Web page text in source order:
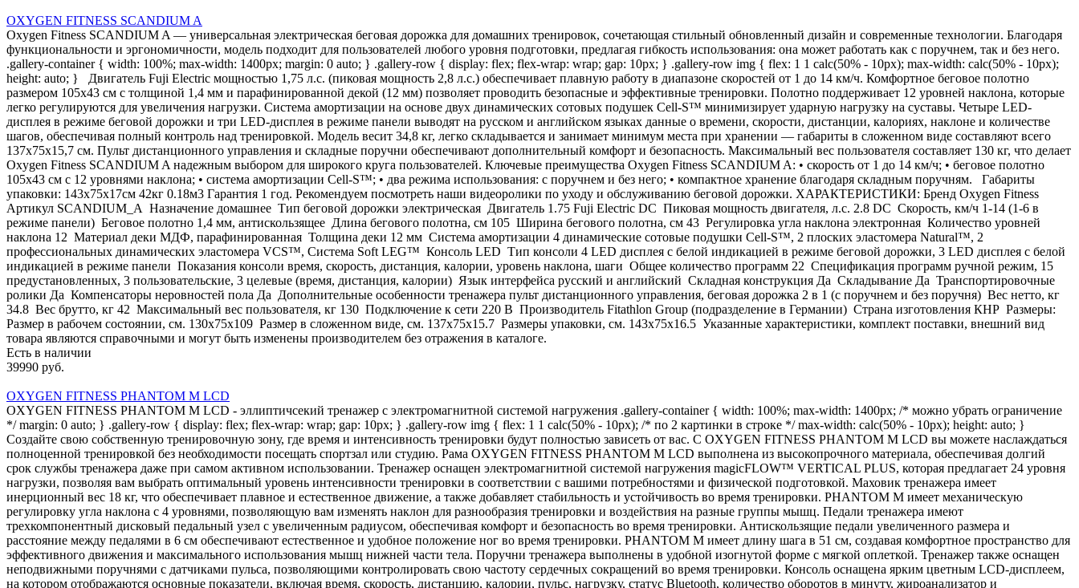
OXYGEN FITNESS SCANDIUM A
Oxygen Fitness SCANDIUM A — универсальная электрическая беговая дорожка для домашних тренировок, сочетающая стильный обновленный дизайн и современные технологии. Благодаря
функциональности и эргономичности, модель подходит для пользователей любого уровня подготовки, предлагая гибкость использования: она может работать как с поручнем, так и без него.
.gallery-container { width: 100%; max-width: 1400px; margin: 0 auto; } .gallery-row { display: flex; flex-wrap: wrap; gap: 10px; } .gallery-row img { flex: 1 1 calc(50% - 10px); max-width: calc(50% - 10px);
height: auto; } Двигатель Fuji Electric мощностью 1,75 л.с. (пиковая мощность 2,8 л.с.) обеспечивает плавную работу в диапазоне скоростей от 1 до 14 км/ч. Комфортное беговое полотно
размером 105х43 см с толщиной 1,4 мм и парафинированной декой (12 мм) позволяет проводить безопасные и эффективные тренировки. Полотно поддерживает 12 уровней наклона, которые
легко регулируются для увеличения нагрузки. Система амортизации на основе двух динамических сотовых подушек Cell-S™ минимизирует ударную нагрузку на суставы. Четыре LED-
дисплея в режиме беговой дорожки и три LED-дисплея в режиме панели выводят на русском и английском языках данные о времени, скорости, дистанции, калориях, наклоне и количестве
шагов, обеспечивая полный контроль над тренировкой. Модель весит 34,8 кг, легко складывается и занимает минимум места при хранении — габариты в сложенном виде составляют всего
137х75х15,7 см. Пульт дистанционного управления и складные поручни обеспечивают дополнительный комфорт и безопасность. Максимальный вес пользователя составляет 130 кг, что делает
Oxygen Fitness SCANDIUM A надежным выбором для широкого круга пользователей. Ключевые преимущества Oxygen Fitness SCANDIUM A: • скорость от 1 до 14 км/ч; • беговое полотно
105х43 см с 12 уровнями наклона; • система амортизации Cell-S™; • два режима использования: с поручнем и без него; • компактное хранение благодаря складным поручням. Габариты
упаковки: 143х75х17см 42кг 0.18м3 Гарантия 1 год. Рекомендуем посмотреть наши видеоролики по уходу и обслуживанию беговой дорожки. ХАРАКТЕРИСТИКИ: Бренд Oxygen Fitness
Артикул SCANDIUM_A Назначение домашнее Тип беговой дорожки электрическая Двигатель 1.75 Fuji Electric DC Пиковая мощность двигателя, л.с. 2.8 DC Скорость, км/ч 1-14 (1-6 в
режиме панели) Беговое полотно 1,4 мм, антискользящее Длина бегового полотна, см 105 Ширина бегового полотна, см 43 Регулировка угла наклона электронная Количество уровней
наклона 12 Материал деки МДФ, парафинированная Толщина деки 12 мм Система амортизации 4 динамические сотовые подушки Cell-S™, 2 плоских эластомера Natural™, 2
профессиональных динамических эластомера VCS™, Система Soft LEG™ Консоль LED Тип консоли 4 LED дисплея с белой индикацией в режиме беговой дорожки, 3 LED дисплея с белой
индикацией в режиме панели Показания консоли время, скорость, дистанция, калории, уровень наклона, шаги Общее количество программ 22 Спецификация программ ручной режим, 15
предустановленных, 3 пользовательские, 3 целевые (время, дистанция, калории) Язык интерфейса русский и английский Складная конструкция Да Складывание Да Транспортировочные
ролики Да Компенсаторы неровностей пола Да Дополнительные особенности тренажера пульт дистанционного управления, беговая дорожка 2 в 1 (с поручнем и без поручня) Вес нетто, кг
34.8 Вес брутто, кг 42 Максимальный вес пользователя, кг 130 Подключение к сети 220 В Производитель Fitathlon Group (подразделение в Германии) Страна изготовления КНР Размеры:
Размер в рабочем состоянии, см. 130х75x109 Размер в сложенном виде, см. 137х75x15.7 Размеры упаковки, см. 143х75x16.5 Указанные характеристики, комплект поставки, внешний вид
товара являются справочными и могут быть изменены производителем без отражения в каталоге.
Есть в наличии
39990 руб.
OXYGEN FITNESS PHANTOM M LCD
OXYGEN FITNESS PHANTOM M LCD - эллиптичсекий тренажер с электромагнитной системой нагружения .gallery-container { width: 100%; max-width: 1400px; /* можно убрать ограничение
*/ margin: 0 auto; } .gallery-row { display: flex; flex-wrap: wrap; gap: 10px; } .gallery-row img { flex: 1 1 calc(50% - 10px); /* по 2 картинки в строке */ max-width: calc(50% - 10px); height: auto; }
Создайте свою собственную тренировочную зону, где время и интенсивность тренировки будут полностью зависеть от вас. С OXYGEN FITNESS PHANTOM M LCD вы можете наслаждаться
полноценной тренировкой без необходимости посещать спортзал или студию. Рама OXYGEN FITNESS PHANTOM M LCD выполнена из высокопрочного материала, обеспечивая долгий
срок службы тренажера даже при самом активном использовании. Тренажер оснащен электромагнитной системой нагружения magicFLOW™ VERTICAL PLUS, которая предлагает 24 уровня
нагрузки, позволяя вам выбрать оптимальный уровень интенсивности тренировки в соответствии с вашими потребностями и физической подготовкой. Маховик тренажера имеет
инерционный вес 18 кг, что обеспечивает плавное и естественное движение, а также добавляет стабильность и устойчивость во время тренировки. PHANTOM M имеет механическую
регулировку угла наклона с 4 уровнями, позволяющую вам изменять наклон для разнообразия тренировки и воздействия на разные группы мышц. Педали тренажера имеют
трехкомпонентный дисковый педальный узел с увеличенным радиусом, обеспечивая комфорт и безопасность во время тренировки. Антискользящие педали увеличенного размера и
расстояние между педалями в 6 см обеспечивают естественное и удобное положение ног во время тренировки. PHANTOM M имеет длину шага в 51 см, создавая комфортное пространство для
эффективного движения и максимального использования мышц нижней части тела. Поручни тренажера выполнены в удобной изогнутой форме с мягкой оплеткой. Тренажер также оснащен
неподвижными поручнями с датчиками пульса, позволяющими контролировать свою частоту сердечных сокращений во время тренировки. Консоль оснащена ярким цветным LCD-дисплеем,
на котором отображаются основные показатели, включая время, скорость, дистанцию, калории, пульс, нагрузку, статус Bluetooth, количество оборотов в минуту, жироанализатор и